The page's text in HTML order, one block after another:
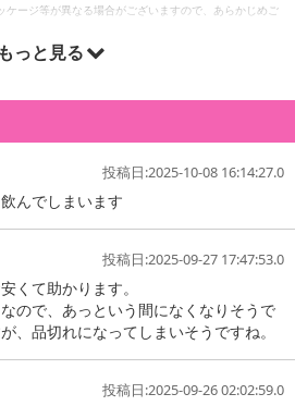
ケージ等が異なる場合がございますので、あらかじめご
もっと見る
投稿日:2025-10-08 16:14:27.0
んでしまいます
投稿日:2025-09-27 17:47:53.0
くて助かります。
ので、あっという間になくなりそうで
、品切れになってしまいそうですね。
投稿日:2025-09-26 02:02:59.0